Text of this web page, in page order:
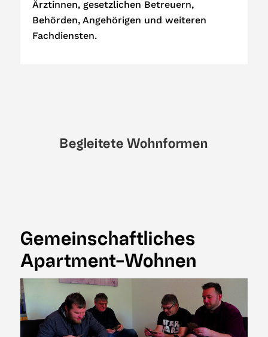
Ärztinnen, gesetzlichen Betreuern,
Behörden, Angehörigen und weiteren
Fachdiensten.
Begleitete Wohnformen
Gemeinschaftliches
Apartment-Wohnen